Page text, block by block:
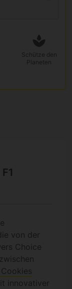
Schütze den
Planeten
von der
Choice
innovativer